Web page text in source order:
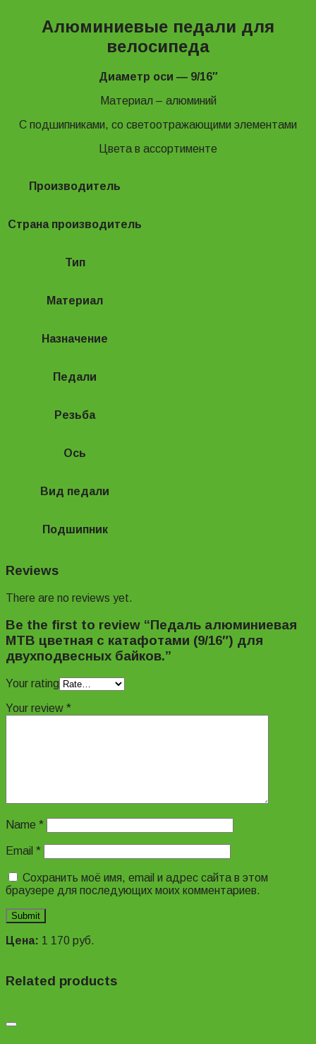
Алюминиевые педали для
велосипеда
Диаметр оси ― 9/16″
Материал – алюминий
С подшипниками, со светоотражающими элементами
Цвета в ассортименте
Производитель
Страна производитель
Тип
Материал
Назначение
Педали
Резьба
Ось
Вид педали
Подшипник
Reviews
There are no reviews yet.
Be the first to review “Педаль алюминиевая
МТВ цветная с катафотами (9/16″) для
двухподвесных байков.”
Your rating
Your review *
Name *
Email *
Сохранить моё имя, email и адрес сайта в этом
браузере для последующих моих комментариев.
Цена: 1 170 руб.
Related products